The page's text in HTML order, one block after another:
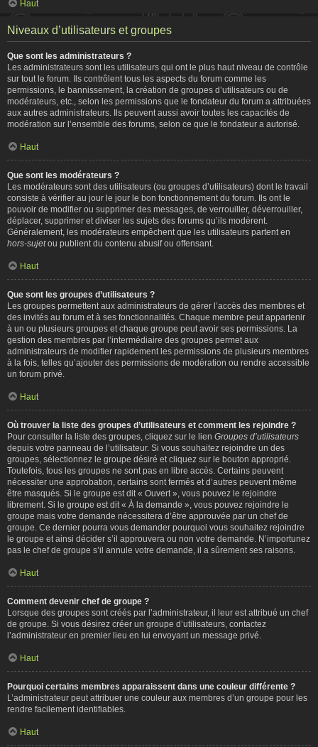
Haut
Niveaux d’utilisateurs et groupes
Que sont les administrateurs ?
Les administrateurs sont les utilisateurs qui ont le plus haut niveau de contrôle
sur tout le forum. Ils contrôlent tous les aspects du forum comme les
permissions, le bannissement, la création de groupes d’utilisateurs ou de
modérateurs, etc., selon les permissions que le fondateur du forum a attribuées
aux autres administrateurs. Ils peuvent aussi avoir toutes les capacités de
modération sur l’ensemble des forums, selon ce que le fondateur a autorisé.
Haut
Que sont les modérateurs ?
Les modérateurs sont des utilisateurs (ou groupes d’utilisateurs) dont le travail
consiste à vérifier au jour le jour le bon fonctionnement du forum. Ils ont le
pouvoir de modifier ou supprimer des messages, de verrouiller, déverrouiller,
déplacer, supprimer et diviser les sujets des forums qu’ils modèrent.
Généralement, les modérateurs empêchent que les utilisateurs partent en
hors-sujetou publient du contenu abusif ou offensant.
Haut
Que sont les groupes d’utilisateurs ?
Les groupes permettent aux administrateurs de gérer l’accès des membres et
des invités au forum et à ses fonctionnalités. Chaque membre peut appartenir
à un ou plusieurs groupes et chaque groupe peut avoir ses permissions. La
gestion des membres par l’intermédiaire des groupes permet aux
administrateurs de modifier rapidement les permissions de plusieurs membres
à la fois, telles qu’ajouter des permissions de modération ou rendre accessible
un forum privé.
Haut
Où trouver la liste des groupes d’utilisateurs et comment les rejoindre ?
Pour consulter la liste des groupes, cliquez sur le lien Groupes d’utilisateurs
depuis votre panneau de l’utilisateur. Si vous souhaitez rejoindre un des
groupes, sélectionnez le groupe désiré et cliquez sur le bouton approprié.
Toutefois, tous les groupes ne sont pas en libre accès. Certains peuvent
nécessiter une approbation, certains sont fermés et d’autres peuvent même
être masqués. Si le groupe est dit « Ouvert », vous pouvez le rejoindre
librement. Si le groupe est dit « À la demande », vous pouvez rejoindre le
groupe mais votre demande nécessitera d’être approuvée par un chef de
groupe. Ce dernier pourra vous demander pourquoi vous souhaitez rejoindre
le groupe et ainsi décider s’il approuvera ou non votre demande. N’importunez
pas le chef de groupe s’il annule votre demande, il a sûrement ses raisons.
Haut
Comment devenir chef de groupe ?
Lorsque des groupes sont créés par l’administrateur, il leur est attribué un chef
de groupe. Si vous désirez créer un groupe d’utilisateurs, contactez
l’administrateur en premier lieu en lui envoyant un message privé.
Haut
Pourquoi certains membres apparaissent dans une couleur différente ?
L’administrateur peut attribuer une couleur aux membres d’un groupe pour les
rendre facilement identifiables.
Haut